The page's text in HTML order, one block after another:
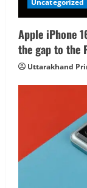
Uncategorized
Apple iPhone
the gap to the
Uttarakhand